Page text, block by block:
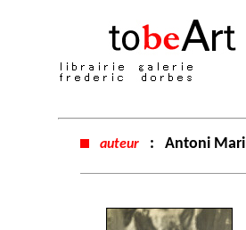
auteur : Antoni Mari